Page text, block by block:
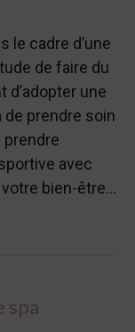
le cadre d’une
de faire du
une
prendre soin
prendre
avec
bien-être…
spa